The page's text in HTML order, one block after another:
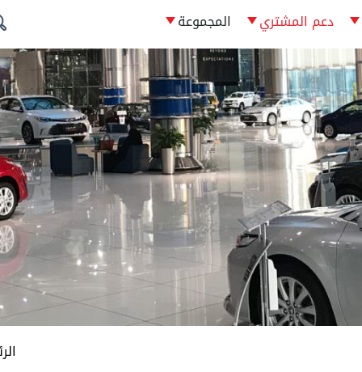
دعم المشتري المجموعة